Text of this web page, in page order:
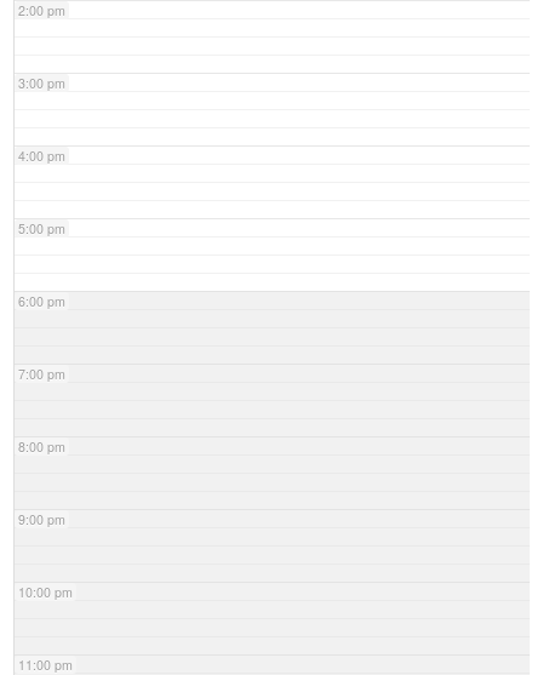
2:00 pm
3:00 pm
4:00 pm
5:00 pm
6:00 pm
7:00 pm
8:00 pm
9:00 pm
10:00 pm
11:00 pm